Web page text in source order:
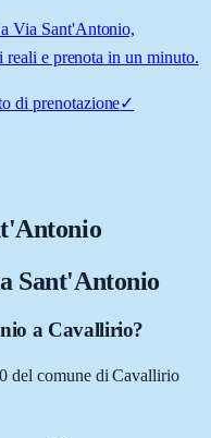
Via Sant'Antonio,
e prenota in un minuto.
di prenotazione✓
Sant'Antonio
a Cavallirio?
del comune di Cavallirio